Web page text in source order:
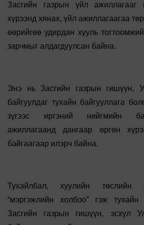
Засгийн газрын үйл ажиллагааг
хүрээнд хянах, үйл ажиллагаагаа
өөрийгөө удирдан хууль
зарчмыг алдагдуулсан байна.
Энэ нь Засгийн газрын гишүүн,
байгуулдаг тухайн байгууллага
зүгээс иргэний нийгмийн
ажиллагаанд дангаар өргөн
байгаагаар илэрч байна.
Тухайлбал, хуулийн төслийн
“мэргэжлийн холбоо” гэж тухайн
Засгийн газрын гишүүн, эсхүл